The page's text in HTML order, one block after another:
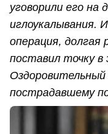
уговорили его на
иглоукалывания.
операция, долгая
поставил точку
пострадавшему